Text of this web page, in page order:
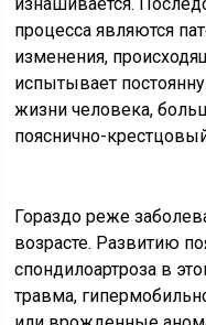
процесса являются
изменения,
испытывает
жизни человека,
пояснично-
Гораздо реже
возрасте. Развитию
спондилоартроза в
травма,